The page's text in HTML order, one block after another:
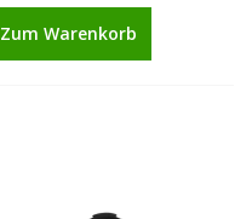
Zum Warenkorb